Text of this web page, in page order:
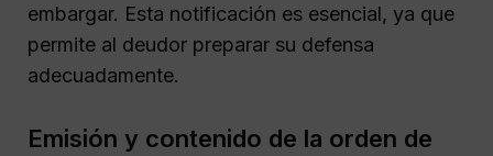
embargar. Esta notificación es esencial, ya que
permite al deudor preparar su defensa
adecuadamente.
Emisión y contenido de la orden de